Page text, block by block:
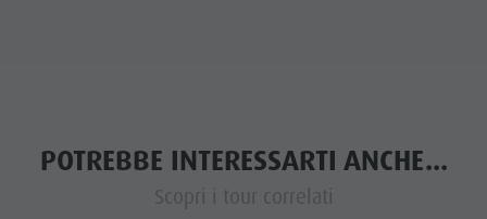
POTREBBE INTERESSARTI ANCHE...
Scopri i tour correlati